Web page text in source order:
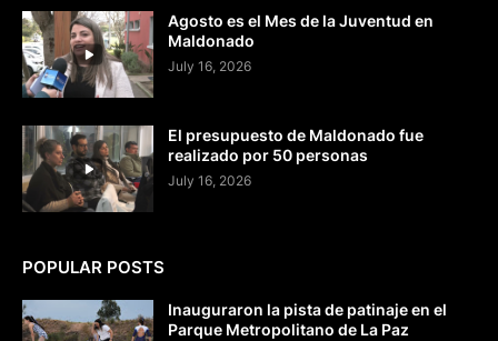
Agosto es el Mes de la Juventud en
Maldonado
July 16, 2026
El presupuesto de Maldonado fue
realizado por 50 personas
July 16, 2026
POPULAR POSTS
Inauguraron la pista de patinaje en el
Parque Metropolitano de La Paz